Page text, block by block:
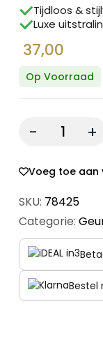
Tijdloos &
Luxe
37,00
Op Voorraad
Quantity:
Voeg toe aan
SKU: 78425
Categorie:
Bestel